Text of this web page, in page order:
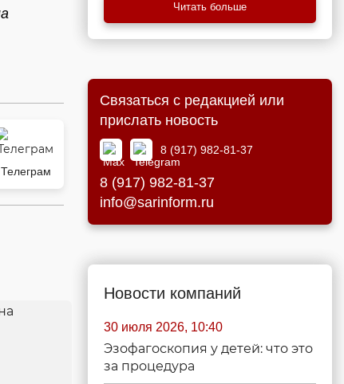
Телеграм
Читать больше
Связаться с редакцией или
прислать новость
8 (917) 982-81-37
8 (917) 982-81-37
info@sarinform.ru
Новости компаний
30 июля 2026, 10:40
Эзофагоскопия у детей: что это
за процедура